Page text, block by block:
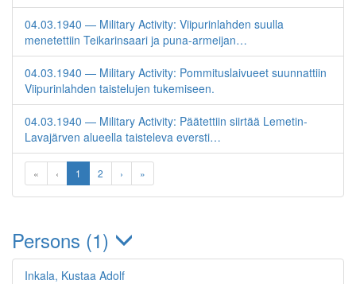
04.03.1940 — Military Activity: Viipurinlahden suulla
menetettiin Teikarinsaari ja puna-armeijan…
04.03.1940 — Military Activity: Pommituslaivueet suunnattiin
Viipurinlahden taistelujen tukemiseen.
04.03.1940 — Military Activity: Päätettiin siirtää Lemetin-
Lavajärven alueella taisteleva eversti…
« ‹ 1 2 › »
Persons (1)
Inkala, Kustaa Adolf